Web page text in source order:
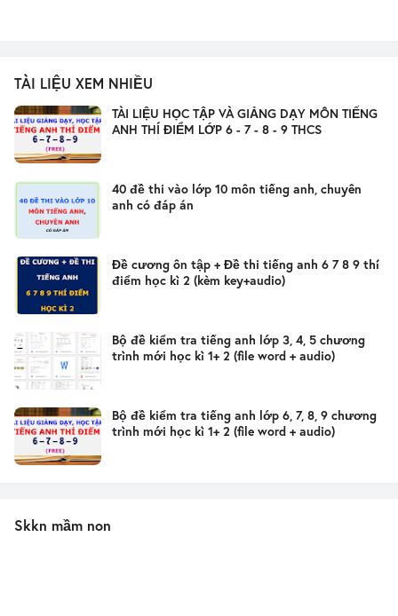
TÀI LIỆU XEM NHIỀU
TÀI LIỆU HỌC TẬP VÀ GIẢNG DẠY MÔN TIẾNG
ANH THÍ ĐIỂM LỚP 6 - 7 - 8 - 9 THCS
40 đề thi vào lớp 10 môn tiếng anh, chuyên
anh có đáp án
Đề cương ôn tập + Đề thi tiếng anh 6 7 8 9 thí
điểm học kì 2 (kèm key+audio)
Bộ đề kiểm tra tiếng anh lớp 3, 4, 5 chương
trình mới học kì 1+ 2 (file word + audio)
Bộ đề kiểm tra tiếng anh lớp 6, 7, 8, 9 chương
trình mới học kì 1+ 2 (file word + audio)
Skkn mầm non